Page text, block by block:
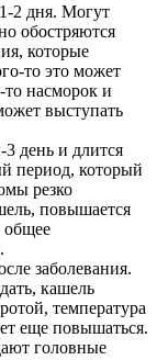
2 дня. Могут
обостряются
которые
то это может
насморок и
выступать
3 день и длится
период, который
резко
повышается
общее
заболевания.
кашель
температура
еще повышаться.
головные